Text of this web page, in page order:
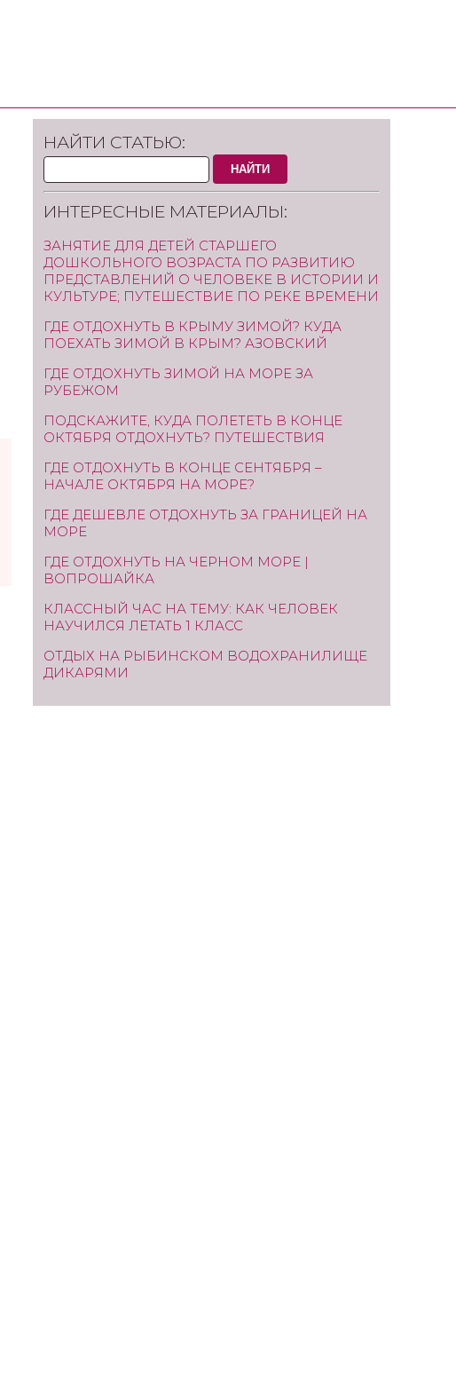
НАЙТИ СТАТЬЮ:
НАЙТИ
ИНТЕРЕСНЫЕ МАТЕРИАЛЫ:
ЗАНЯТИЕ ДЛЯ ДЕТЕЙ СТАРШЕГО
ДОШКОЛЬНОГО ВОЗРАСТА ПО РАЗВИТИЮ
ПРЕДСТАВЛЕНИЙ О ЧЕЛОВЕКЕ В ИСТОРИИ И
КУЛЬТУРЕ; ПУТЕШЕСТВИЕ ПО РЕКЕ ВРЕМЕНИ
ГДЕ ОТДОХНУТЬ В КРЫМУ ЗИМОЙ? КУДА
ПОЕХАТЬ ЗИМОЙ В КРЫМ? АЗОВСКИЙ
ГДЕ ОТДОХНУТЬ ЗИМОЙ НА МОРЕ ЗА
РУБЕЖОМ
ПОДСКАЖИТЕ, КУДА ПОЛЕТЕТЬ В КОНЦЕ
ОКТЯБРЯ ОТДОХНУТЬ? ПУТЕШЕСТВИЯ
ГДЕ ОТДОХНУТЬ В КОНЦЕ СЕНТЯБРЯ –
НАЧАЛЕ ОКТЯБРЯ НА МОРЕ?
ГДЕ ДЕШЕВЛЕ ОТДОХНУТЬ ЗА ГРАНИЦЕЙ НА
МОРЕ
ГДЕ ОТДОХНУТЬ НА ЧЕРНОМ МОРЕ |
ВОПРОШАЙКА
КЛАССНЫЙ ЧАС НА ТЕМУ: КАК ЧЕЛОВЕК
НАУЧИЛСЯ ЛЕТАТЬ 1 КЛАСС
ОТДЫХ НА РЫБИНСКОМ ВОДОХРАНИЛИЩЕ
ДИКАРЯМИ